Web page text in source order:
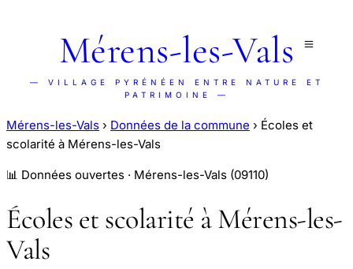
Mérens-les-Vals
— VILLAGE PYRÉNÉEN ENTRE NATURE ET
PATRIMOINE —
Mérens-les-Vals › Données de la commune › Écoles et
scolarité à Mérens-les-Vals
📊 Données ouvertes · Mérens-les-Vals (09110)
Écoles et scolarité à Mérens-les-
Vals